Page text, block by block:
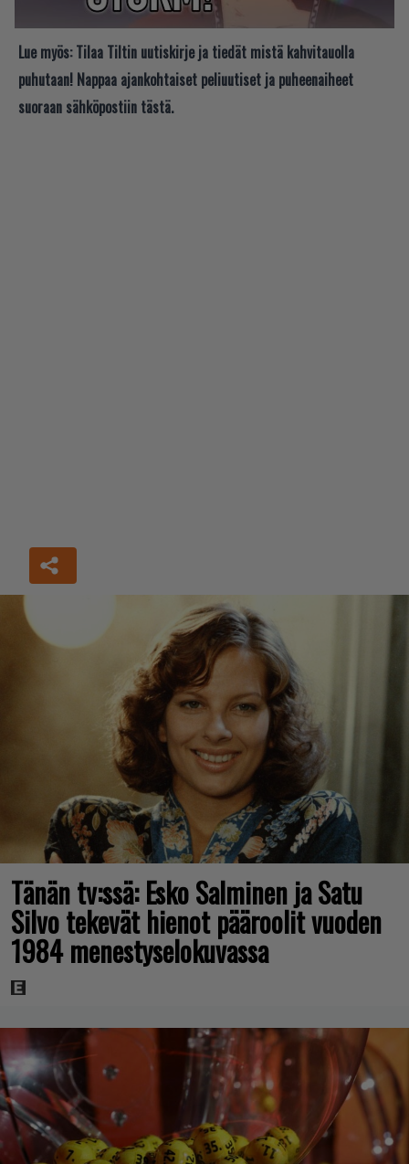
Lue myös: Tilaa Tiltin uutiskirje ja tiedät mistä kahvitauolla
puhutaan! Nappaa ajankohtaiset peliuutiset ja puheenaiheet
suoraan sähköpostiin tästä.
Tänän tv:ssä: Esko Salminen ja Satu
Silvo tekevät hienot pääroolit vuoden
1984 menestyselokuvassa